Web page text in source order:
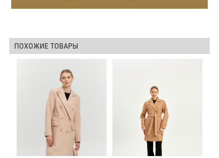
ПОХОЖИЕ ТОВАРЫ